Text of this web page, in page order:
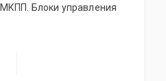
Блоки управления